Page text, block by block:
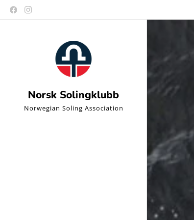
Norsk Solingklubb
Norwegian Soling Association